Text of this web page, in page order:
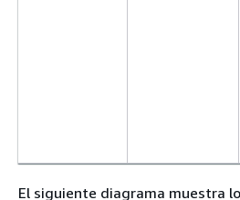
El siguiente diagrama muestra